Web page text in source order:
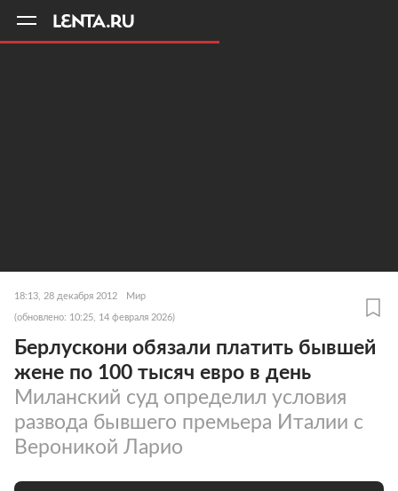
18:13, 28 декабря 2012 Мир
(обновлено: 10:25, 14 февраля 2026)
Берлускони обязали платить бывшей
жене по 100 тысяч евро в день
Миланский суд определил условия
развода бывшего премьера Италии с
Вероникой Ларио